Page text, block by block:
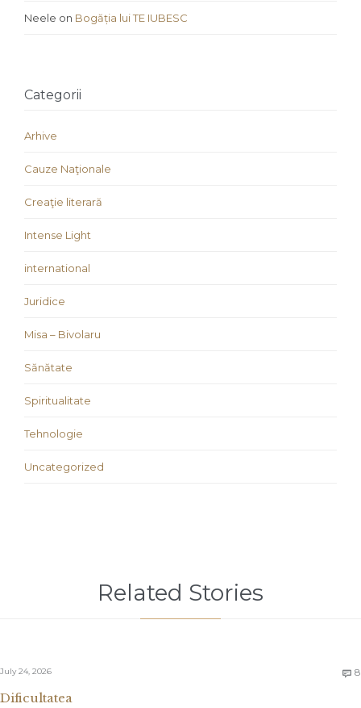
Neele on Bogăția lui TE IUBESC
Categorii
Arhive
Cauze Naţionale
Creaţie literară
Intense Light
international
Juridice
Misa – Bivolaru
Sănătate
Spiritualitate
Tehnologie
Uncategorized
Related Stories
July 24, 2026  8
Dificultatea